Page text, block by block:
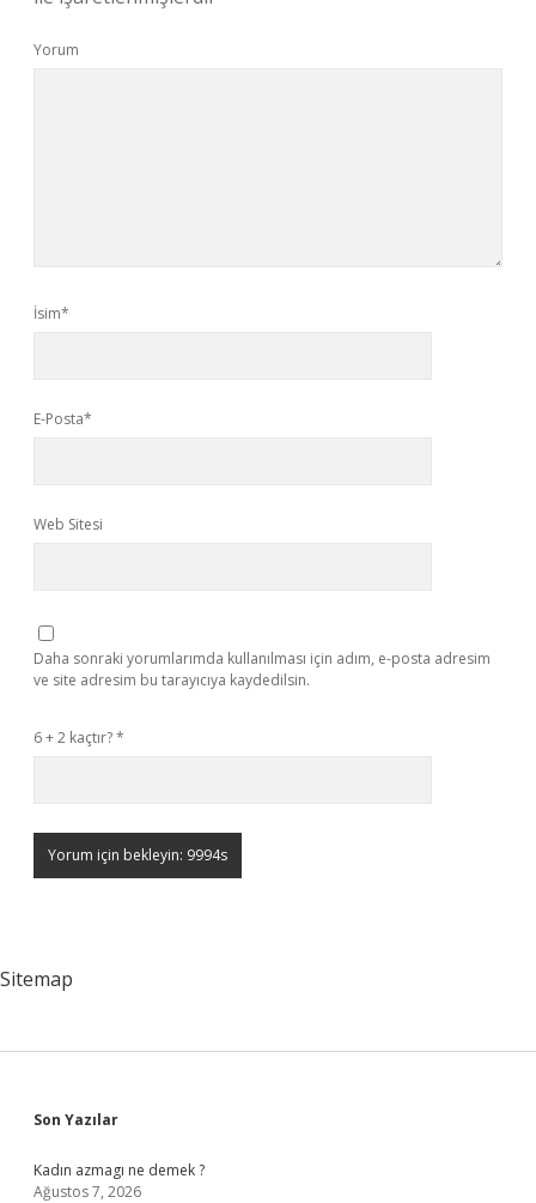
Yorum
İsim*
E-Posta*
Web Sitesi
Daha sonraki yorumlarımda kullanılması için adım, e-posta adresim
ve site adresim bu tarayıcıya kaydedilsin.
6 + 2 kaçtır?*
Sitemap
Sidebar
Son Yazılar
Kadın azmagı ne demek ?
Ağustos 7, 2026